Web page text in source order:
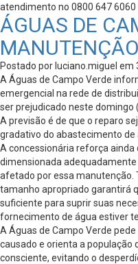
atendimento no 0800 647 6060
ÁGUAS DE
Postado por luciano.miguel
A Águas de Campo Verde
emergencial na rede de
ser prejudicado neste domingo
A previsão é de que o reparo
gradativo do abastecimento de
A concessionária reforça ainda
dimensionada
afetado por essa manutenção.
tamanho apropriado garantirá
suficiente para suprir suas
fornecimento de água estiver
A Águas de Campo Verde
causado e orienta a população
consciente, evitando o